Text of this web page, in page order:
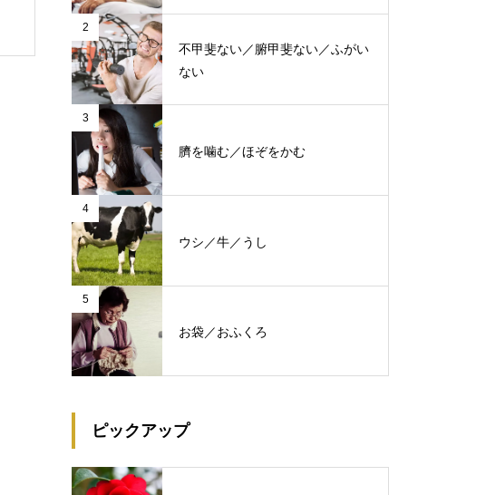
2
不甲斐ない／腑甲斐ない／ふがい
ない
3
臍を噛む／ほぞをかむ
4
ウシ／牛／うし
5
お袋／おふくろ
ピックアップ